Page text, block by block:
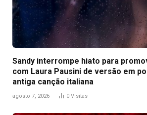
Sandy interrompe hiato para
com Laura Pausini de versão em
antiga canção italiana
agosto 7, 2026 0 Visitas